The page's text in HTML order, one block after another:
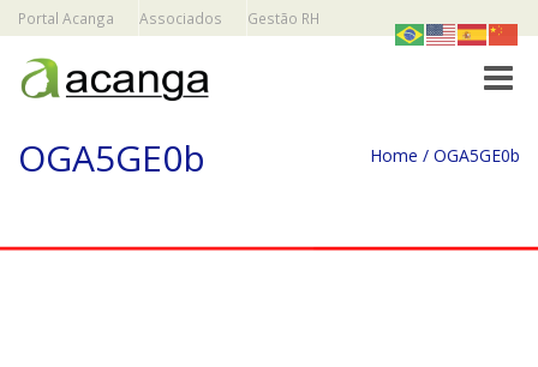
Portal Acanga Associados Gestão RH
OGA5GE0b Home / OGA5GE0b